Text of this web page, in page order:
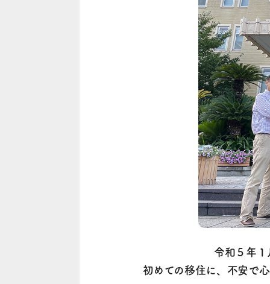
令和５年
初めての移住に、不安で